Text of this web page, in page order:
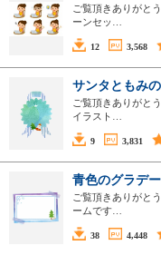
ご覧頂きありがと
ーンセッ…
12 3,568
サンタともみ
ご覧頂きありがと
イラスト…
9 3,831
青色のグラデ
ご覧頂きありがと
ームです…
38 4,448